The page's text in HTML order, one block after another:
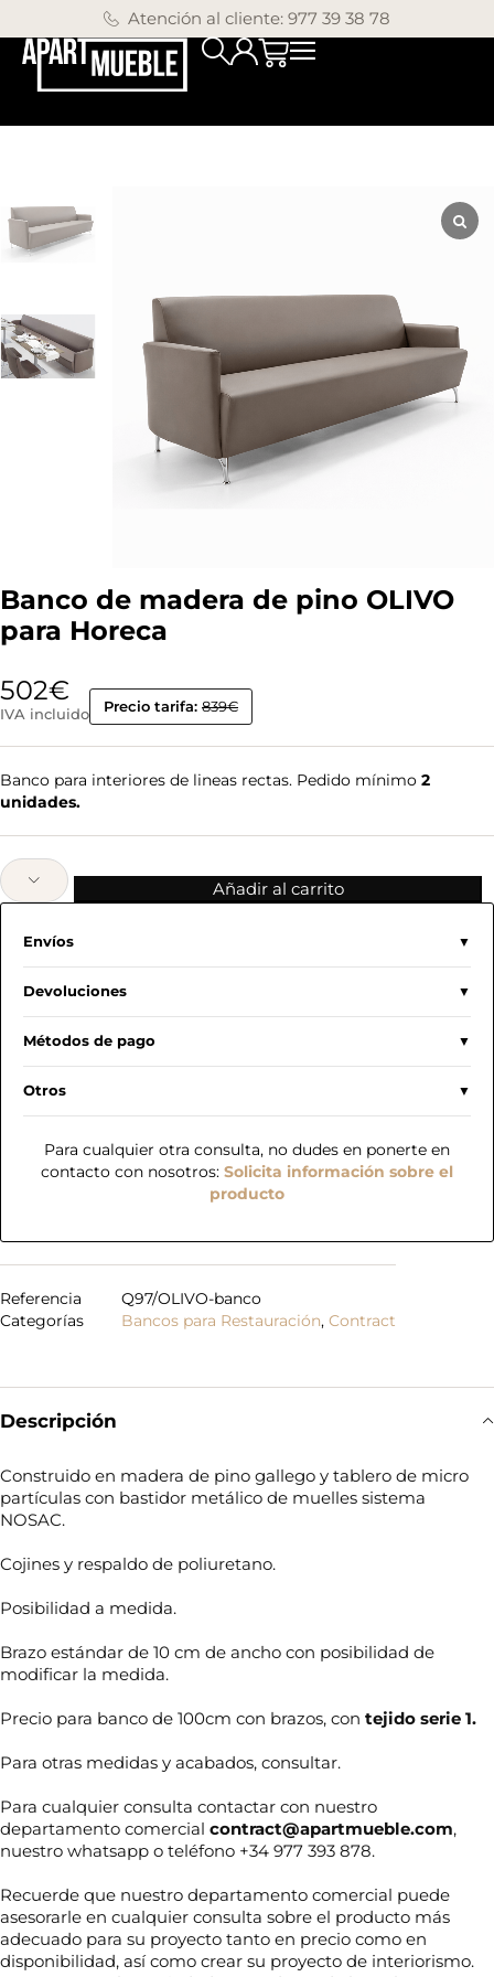
Atención al cliente: 977 39 38 78
Banco de madera de pino OLIVO
para Horeca
502€
IVA incluido Precio tarifa: 839€
Banco para interiores de lineas rectas. Pedido mínimo 2
unidades.
Añadir al carrito
Envíos
Devoluciones
Métodos de pago
Otros
Para cualquier otra consulta, no dudes en ponerte en
contacto con nosotros: Solicita información sobre el
producto
Referencia
Q97/OLIVO-banco
Categorías
Bancos para Restauración, Contract
Descripción
Construido en madera de pino gallego y tablero de micro
partículas con bastidor metálico de muelles sistema
NOSAC.
Cojines y respaldo de poliuretano.
Posibilidad a medida.
Brazo estándar de 10 cm de ancho con posibilidad de
modificar la medida.
Precio para banco de 100cm con brazos, con tejido serie 1.
Para otras medidas y acabados, consultar.
Para cualquier consulta contactar con nuestro
departamento comercial contract@apartmueble.com,
nuestro whatsapp o teléfono +34 977 393 878.
Recuerde que nuestro departamento comercial puede
asesorarle en cualquier consulta sobre el producto más
adecuado para su proyecto tanto en precio como en
disponibilidad, así como crear su proyecto de interiorismo.
*
n
N